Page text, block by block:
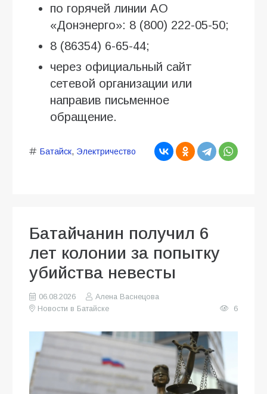
по горячей линии АО
«Донэнерго»: 8 (800) 222-05-50;
8 (86354) 6-65-44;
через официальный сайт
сетевой организации или
направив письменное
обращение.
Батайск, Электричество
Батайчанин получил 6
лет колонии за попытку
убийства невесты
06.08.2026
Алена Васнецова
Новости в Батайске
6